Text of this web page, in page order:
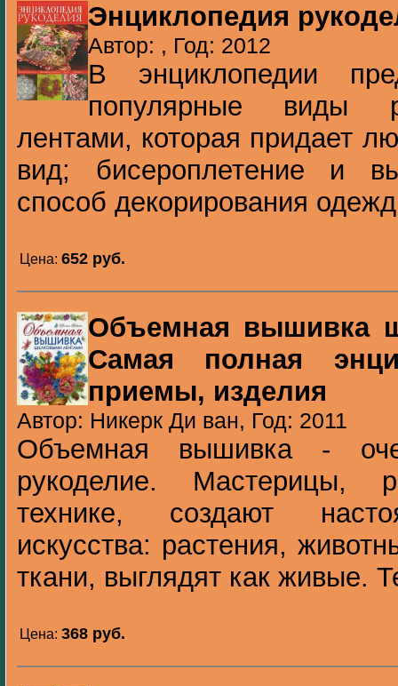
Энциклопедия
Автор: , Год: 2012
В энциклопедии
популярные виды
лентами, которая придает
вид; бисероплетение и
способ декорирования
Цена: 652 pуб.
Объемная вышивка
Самая полная
приемы, изделия
Автор: Никерк Ди ван, Год: 2011
Объемная вышивка -
рукоделие. Мастерицы,
технике, создают
искусства: растения,
ткани, выглядят как живые.
Цена: 368 pуб.